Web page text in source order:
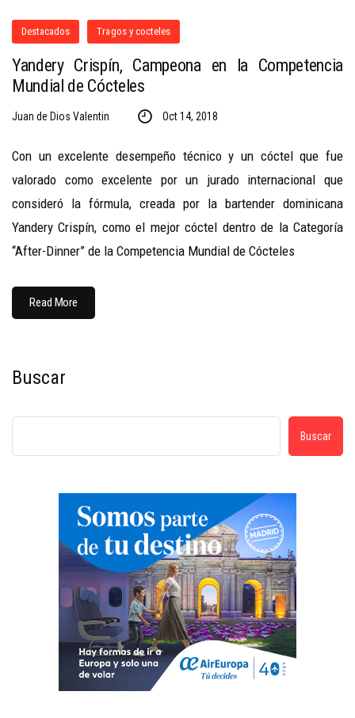
Destacados Tragos y cocteles
Yandery Crispín, Campeona en la Competencia
Mundial de Cócteles
Juan de Dios Valentin Oct 14, 2018
Con un excelente desempeño técnico y un cóctel que fue
valorado como excelente por un jurado internacional que
consideró la fórmula, creada por la bartender dominicana
Yandery Crispín, como el mejor cóctel dentro de la Categoría
“After-Dinner” de la Competencia Mundial de Cócteles
Read More
Buscar
Buscar